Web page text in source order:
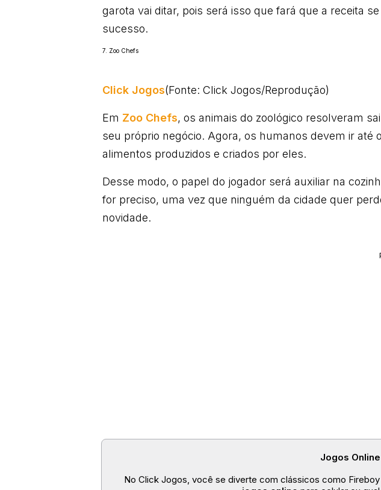
garota vai ditar, pois será isso que fará que a receita
sucesso.
7. Zoo Chefs
Click Jogos(Fonte: Click Jogos/Reprodução)
Em Zoo Chefs, os animais do zoológico resolveram
seu próprio negócio. Agora, os humanos devem ir até
alimentos produzidos e criados por eles.
Desse modo, o papel do jogador será auxiliar na
for preciso, uma vez que ninguém da cidade quer
novidade.
Jogos
No Click Jogos, você se diverte com clássicos como Fireboy